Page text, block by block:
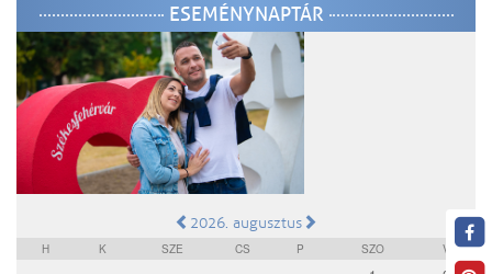
ESEMÉNYNAPTÁR
2026. augusztus
H K SZE CS P SZO V